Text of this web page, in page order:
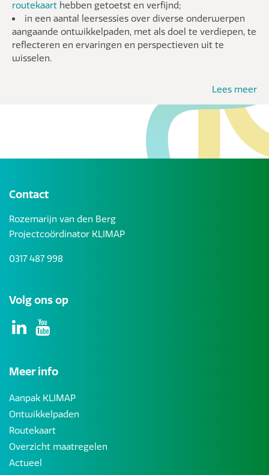
routekaart hebben getoetst en verfijnd;
in een aantal leersessies over diverse onderwerpen
aangaande ontwikkelpaden, met als doel te verdiepen, te
reflecteren en ervaringen en perspectieven uit te
wisselen.
Lees meer
Contact
Rozemarijn van den Berg
Projectcoördinator KLIMAP
0317 487 998
Volg ons op
Meer info
Aanpak KLIMAP
Ontwikkelpaden
Routekaart
Overzicht maatregelen
Actueel